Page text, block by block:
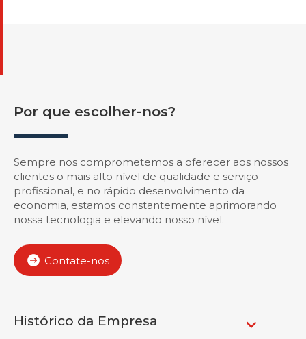
Por que escolher-nos?
Sempre nos comprometemos a oferecer aos nossos
clientes o mais alto nível de qualidade e serviço
profissional, e no rápido desenvolvimento da
economia, estamos constantemente aprimorando
nossa tecnologia e elevando nosso nível.
Contate-nos
Histórico da Empresa